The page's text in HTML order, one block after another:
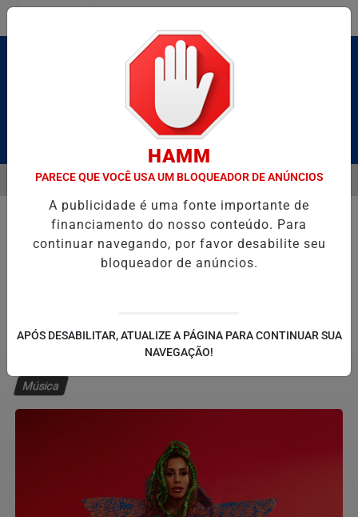
Pesquisar Notícia
HOMENAGEIA UZIEL BUENO NO TERRAÇO MINEIRO
EM ALTA
MENU
Música
HAMM
PARECE QUE VOCÊ USA UM BLOQUEADOR DE ANÚNCIOS
A publicidade é uma fonte importante de
financiamento do nosso conteúdo. Para
continuar navegando, por favor desabilite seu
bloqueador de anúncios.
APÓS DESABILITAR, ATUALIZE A PÁGINA PARA CONTINUAR SUA
NAVEGAÇÃO!